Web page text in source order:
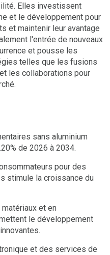
Elles investissent
et le développement pour
et maintenir leur avantage
l'entrée de nouveaux
et pousse les
telles que les fusions
les collaborations pour
sans aluminium
de 2026 à 2034.
pour des
stimule la croissance du
et en
le développement
et des services de